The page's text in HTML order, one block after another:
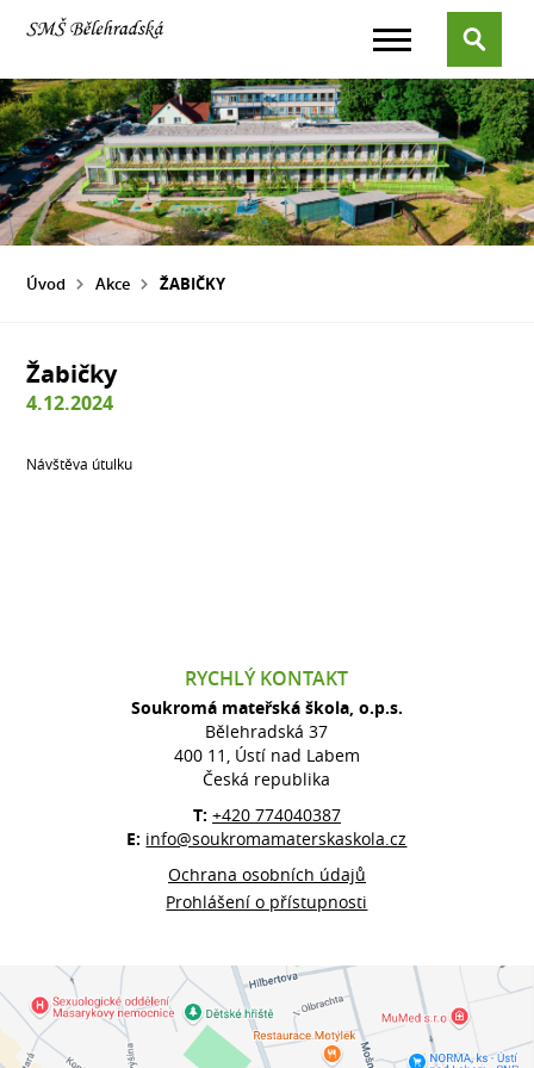
Úvod Akce ŽABIČKY
Žabičky
4.12.2024
Návštěva útulku
RYCHLÝ KONTAKT
Soukromá mateřská škola, o.p.s.
Bělehradská 37
400 11, Ústí nad Labem
Česká republika
T: +420 774040387
E: info@soukromamaterskaskola.cz
Ochrana osobních údajů
Prohlášení o přístupnosti